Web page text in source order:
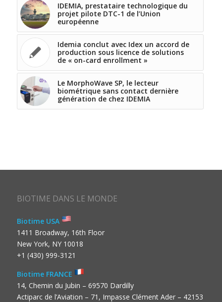
IDEMIA, prestataire technologique du
projet pilote DTC-1 de l’Union
européenne
Idemia conclut avec Idex un accord de
production sous licence de solutions
de « on-card enrollment »
Le MorphoWave SP, le lecteur
biométrique sans contact dernière
génération de chez IDEMIA
BIOTIME DANS LE MONDE
Biotime USA
1411 Broadway, 16th Floor
New York, NY 10018
+1 (430) 999-3121
Biotime FRANCE
14, Chemin du Jubin – 69570 Dardilly
Actiparc de l’Aviation – 71, Impasse Clément Ader – 42153